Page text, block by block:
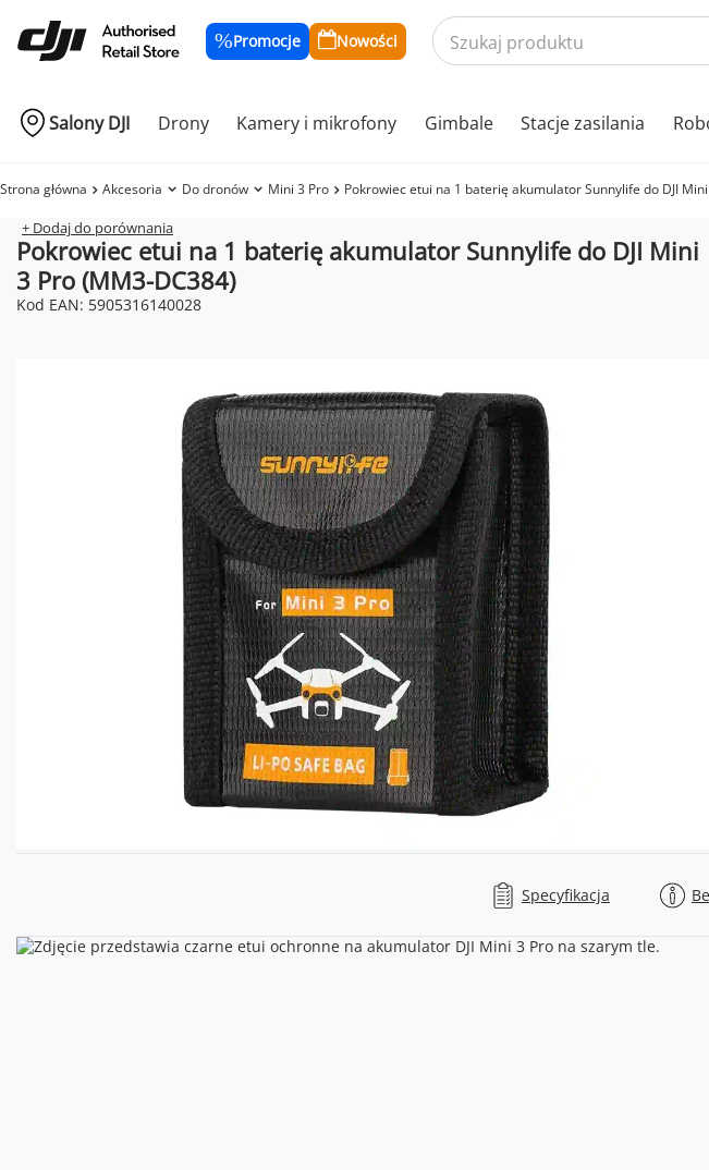
Promocje Nowości
Salony DJI Drony Kamery i mikrofony Gimbale Stacje zasilania
Strona główna Akcesoria Do dronów Mini 3 Pro Pokrowiec etui na 1 baterię akumulator Sunnylife do DJI
+ Dodaj do porównania
Pokrowiec etui na 1 baterię akumulator Sunnylife do DJI Mini
3 Pro (MM3-DC384)
Kod EAN: 5905316140028
Specyfikacja